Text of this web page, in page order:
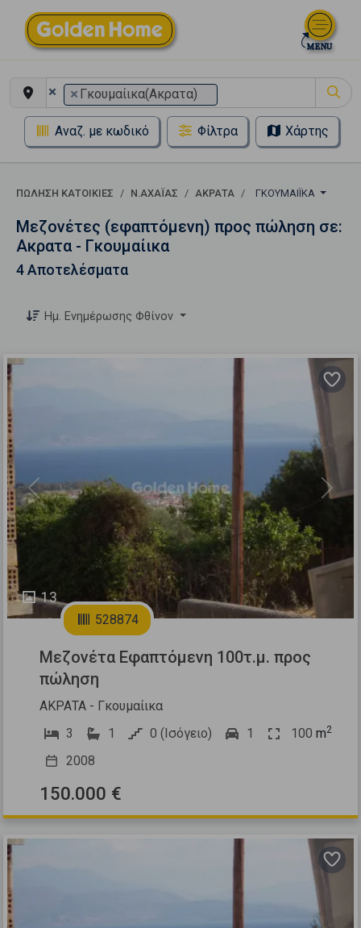
× × Γκουμαίικα(Ακρατα)
Αναζ. με κωδικό Φίλτρα Χάρτης
ΠΏΛΗΣΗ ΚΑΤΟΙΚΊΕΣ Ν.ΑΧΑΪΑΣ ΑΚΡΑΤΑ ΓΚΟΥΜΑΊΙΚΑ
Μεζονέτες (εφαπτόμενη) προς πώληση σε:
Ακρατα - Γκουμαίικα
4 Αποτελέσματα
Ημ. Ενημέρωσης Φθίνον
13
Previous Next
528874
Μεζονέτα Εφαπτόμενη 100τ.μ. προς
πώληση
ΑΚΡΑΤΑ - Γκουμαίικα
3
1 0 (Ισόγειο) 1 100 m2
2008
150.000 €